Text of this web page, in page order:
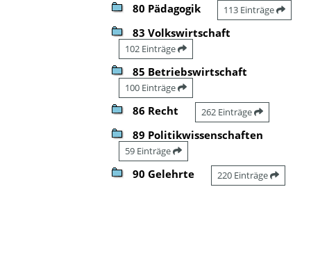
80 Pädagogik 113 Einträge
83 Volkswirtschaft
102 Einträge
85 Betriebswirtschaft
100 Einträge
86 Recht 262 Einträge
89 Politikwissenschaften
59 Einträge
90 Gelehrte 220 Einträge